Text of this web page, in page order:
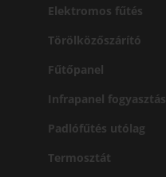
Elektromos fűtés
Törölközőszárító
Fűtőpanel
Infrapanel fogyasztás
Padlófűtés utólag
Termosztát